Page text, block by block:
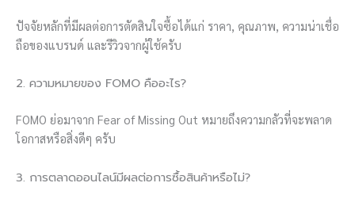
ปัจจัยหลักที่มีผลต่อการตัดสินใจซื้อได้แก่ ราคา, คุณภาพ, ความน่าเชื่อ
ถือของแบรนด์ และรีวิวจากผู้ใช้ครับ
2. ความหมายของ FOMO คืออะไร?
FOMO ย่อมาจาก Fear of Missing Out หมายถึงความกลัวที่จะพลาด
โอกาสหรือสิ่งดีๆ ครับ
3. การตลาดออนไลน์มีผลต่อการซื้อสินค้าหรือไม่?